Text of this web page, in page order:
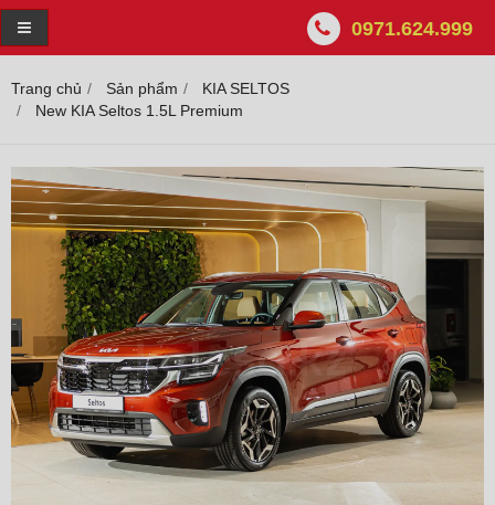
0971.624.999
Trang chủ Sản phẩm
KIA SELTOS
New KIA Seltos 1.5L Premium